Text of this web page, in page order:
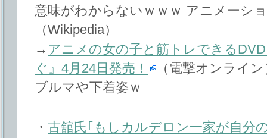
意味がわからないｗｗｗ アニメーシ
（Wikipedia）
→ アニメの女の子と筋トレできる
ぐ』4月24日発売！
（電撃オンライ
ブルマや下着姿ｗ
・ 古舘氏｢もしカルデロン一家が自分